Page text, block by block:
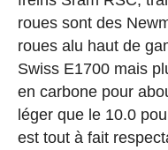
roues sont des
roues alu haut de
Swiss E1700 mais
en carbone pour
léger que le 10.0
est tout à fait